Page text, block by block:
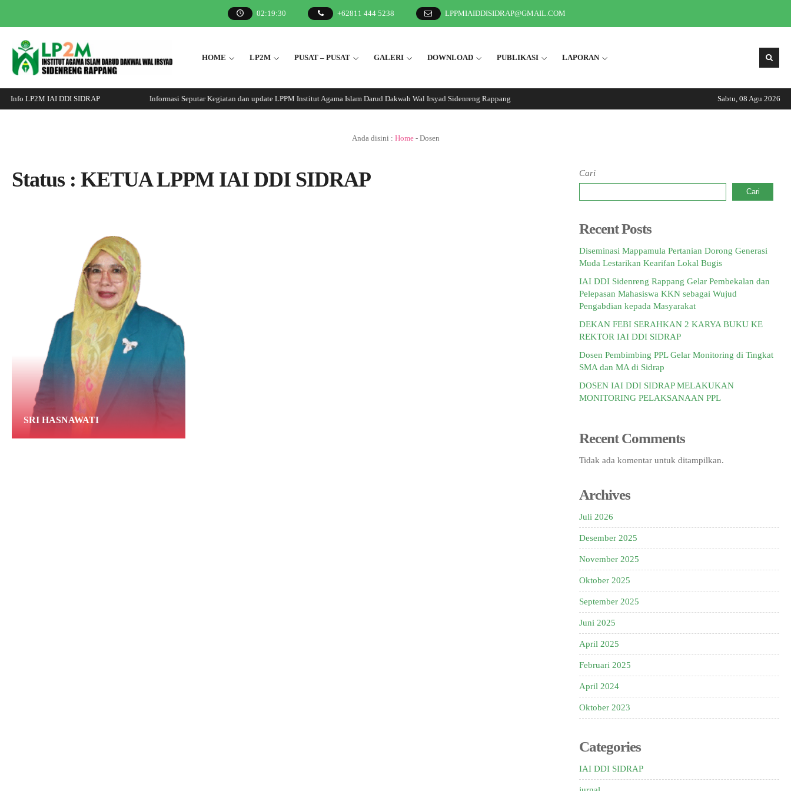
02:19:30 +62811 444 5238 LPPMIAIDDISIDRAP@GMAIL.COM
HOME LP2M PUSAT – PUSAT GALERI DOWNLOAD PUBLIKASI LAPORAN
Info LP2M IAI DDI SIDRAP Sabtu, 08 Agu 2026
Informasi
Informasi Seputar Kegiatan dan update LPPM Institut Agama Islam Darud Dakwah Wal Irsyad Sidenreng Rappang
Anda disini : Home- Dosen
Status : KETUA LPPM IAI DDI SIDRAP
SRI HASNAWATI
Cari
Cari
Recent Posts
Diseminasi Mappamula Pertanian Dorong Generasi
Muda Lestarikan Kearifan Lokal Bugis
IAI DDI Sidenreng Rappang Gelar Pembekalan dan
Pelepasan Mahasiswa KKN sebagai Wujud
Pengabdian kepada Masyarakat
DEKAN FEBI SERAHKAN 2 KARYA BUKU KE
REKTOR IAI DDI SIDRAP
Dosen Pembimbing PPL Gelar Monitoring di Tingkat
SMA dan MA di Sidrap
DOSEN IAI DDI SIDRAP MELAKUKAN
MONITORING PELAKSANAAN PPL
Recent Comments
Tidak ada komentar untuk ditampilkan.
Archives
Juli 2026
Desember 2025
November 2025
Oktober 2025
September 2025
Juni 2025
April 2025
Februari 2025
April 2024
Oktober 2023
Categories
IAI DDI SIDRAP